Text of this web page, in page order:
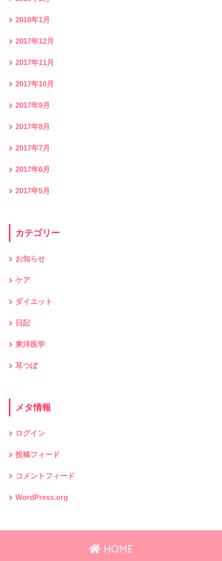
2018年1月
2017年12月
2017年11月
2017年10月
2017年9月
2017年8月
2017年7月
2017年6月
2017年5月
カテゴリー
お知らせ
ケア
ダイエット
日記
東洋医学
耳つぼ
メタ情報
ログイン
投稿フィード
コメントフィード
WordPress.org
HOME